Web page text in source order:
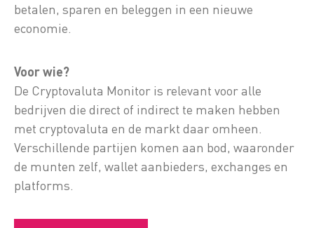
betalen, sparen en beleggen in een nieuwe
economie.
Voor wie?
De Cryptovaluta Monitor is relevant voor alle
bedrijven die direct of indirect te maken hebben
met cryptovaluta en de markt daar omheen.
Verschillende partijen komen aan bod, waaronder
de munten zelf, wallet aanbieders, exchanges en
platforms.